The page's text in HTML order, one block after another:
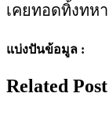
เคยทอดทิ้งทห
แบ่งปันข้อมูล :
Related Post